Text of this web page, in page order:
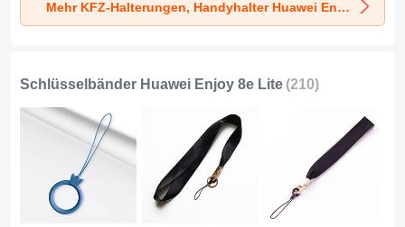
Halterungung
Handy BS6 für
Halterungung
Handy BS3 für
Halterungung
Magnet Handy BS1
Mehr KFZ-Halterungen, Handyhalter Huawei Enjoy 8e Lite
Schlüsselbänder Huawei Enjoy 8e Lite (210)